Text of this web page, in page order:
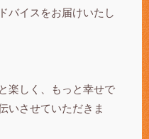
バイスをお届けいたし
楽しく、もっと幸せで
いさせていただきま